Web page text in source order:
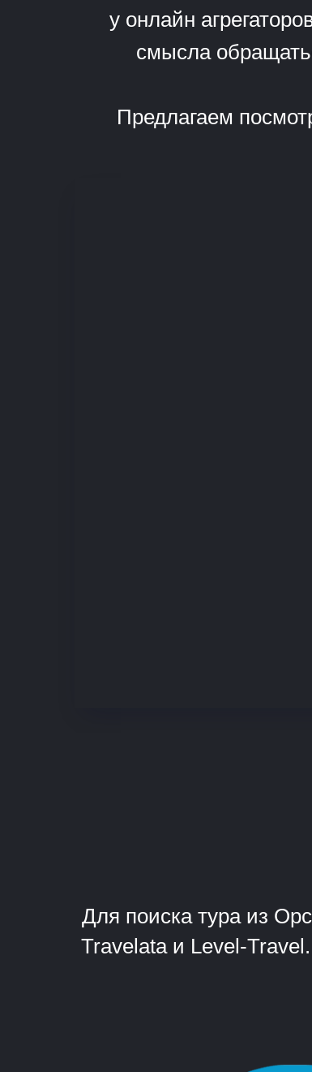
у онлайн
смысла
Предлагаем
Для поиска тура из
Travelata и Level-